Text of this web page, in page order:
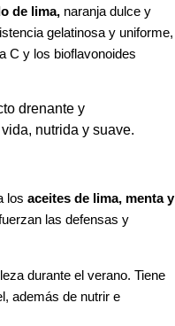
de lima, naranja dulce y
gelatinosa y uniforme,
C y los bioflavonoides
drenante y
nutrida y suave.
los aceites de lima, menta y
las defensas y
durante el verano. Tiene
además de nutrir e